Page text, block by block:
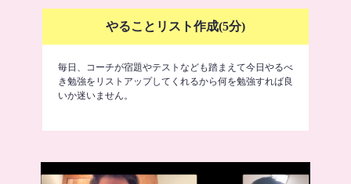
やることリスト作成(5分)
毎日、コーチが宿題やテストなども踏まえて今日やるべ
き勉強をリストアップしてくれるから何を勉強すれば良
いか迷いません。